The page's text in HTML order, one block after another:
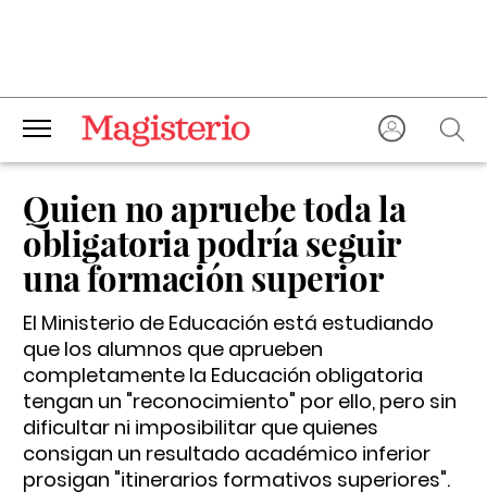
Quien no apruebe toda la
obligatoria podría seguir
una formación superior
El Ministerio de Educación está estudiando
que los alumnos que aprueben
completamente la Educación obligatoria
tengan un "reconocimiento" por ello, pero sin
dificultar ni imposibilitar que quienes
consigan un resultado académico inferior
prosigan "itinerarios formativos superiores".